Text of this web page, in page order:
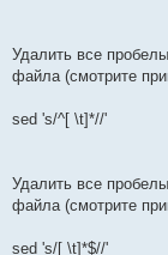
Удалить все
файла (смотрите
sed 's/^[ \t]*//'
Удалить все
файла (смотрите
sed 's/[ \t]*$//'